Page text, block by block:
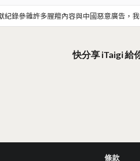
紀錄參雜許多腥羶內容與中國惡意廣告，
快分享 iTaigi 給
條款